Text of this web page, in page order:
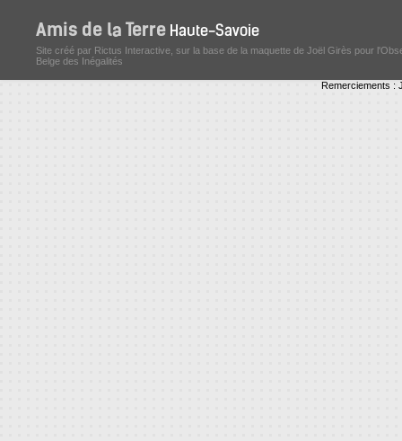
Site créé par Rictus Interactive, sur la base de la maquette de Joël Girès pour
Belge des Inégalités
Remerciements :